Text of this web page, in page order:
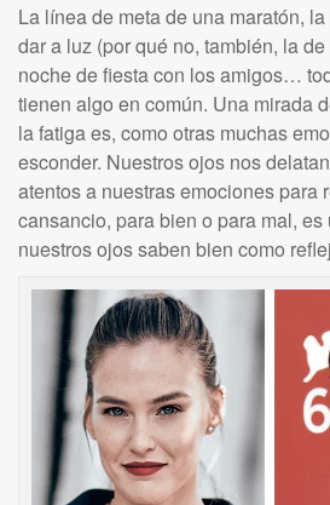
La línea de meta de una maratón,
dar a luz (por qué no, también, la
noche de fiesta con los amigos…
tienen algo en común. Una mirada
la fatiga es, como otras muchas
esconder. Nuestros ojos nos
atentos a nuestras emociones para
cansancio, para bien o para mal,
nuestros ojos saben bien como